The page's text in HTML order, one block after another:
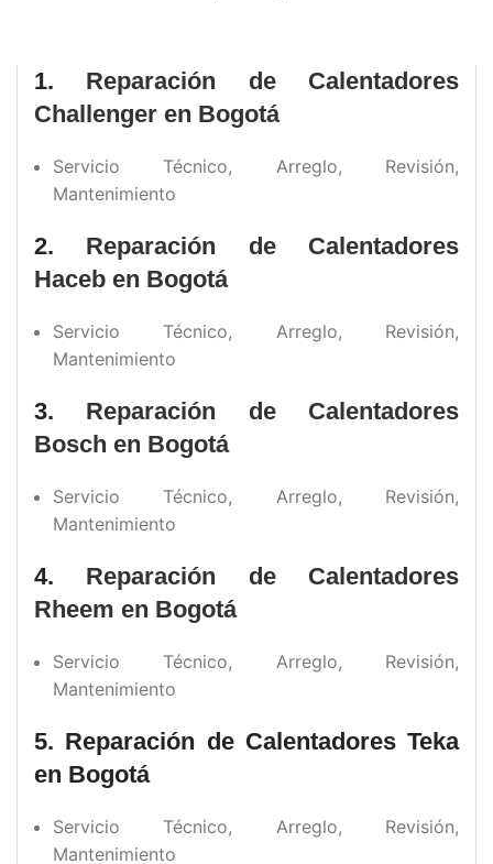
1. Reparación de Calentadores
Challenger en Bogotá
Servicio Técnico, Arreglo, Revisión,
Mantenimiento
2. Reparación de Calentadores
Haceb en Bogotá
Servicio Técnico, Arreglo, Revisión,
Mantenimiento
3. Reparación de Calentadores
Bosch en Bogotá
Servicio Técnico, Arreglo, Revisión,
Mantenimiento
4. Reparación de Calentadores
Rheem en Bogotá
Servicio Técnico, Arreglo, Revisión,
Mantenimiento
5. Reparación de Calentadores Teka
en Bogotá
Servicio Técnico, Arreglo, Revisión,
Mantenimiento